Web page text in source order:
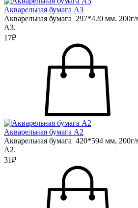
Акварельная бумага А3
Акварельная бумага 297*420 мм.
А3.
17₽
Акварельная бумага А2
Акварельная бумага 420*594 мм,
А2.
31₽